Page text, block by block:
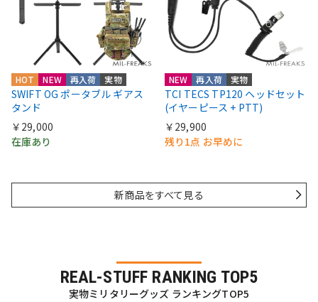
HOT NEW 再入荷 実物
SWIFT OG ポータブル ギアス
タンド
￥29,000
在庫あり
NEW 再入荷 実物
TCI TECS TP120 ヘッドセット
(イヤーピース + PTT)
￥29,900
残り1点 お早めに
新商品をすべて見る
REAL-STUFF RANKING TOP5
実物ミリタリーグッズ ランキングTOP5